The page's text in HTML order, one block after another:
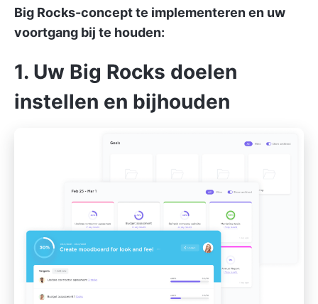
Big Rocks-concept te implementeren en uw
voortgang bij te houden:
1. Uw Big Rocks doelen
instellen en bijhouden